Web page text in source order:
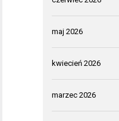
maj 2026
kwiecień 2026
marzec 2026